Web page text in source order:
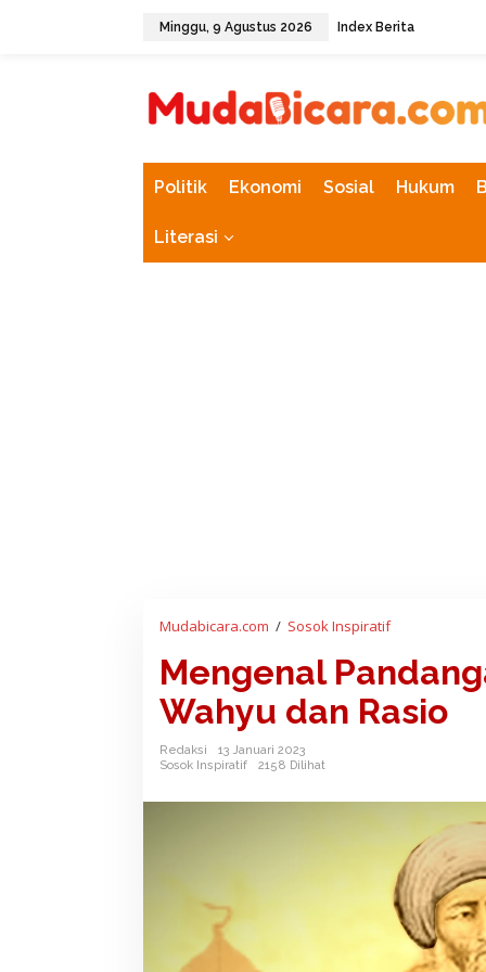
Minggu, 9 Agustus 2026 Index Berita
Politik Ekonomi Sosial Hukum
Literasi
Mudabicara.com / Sosok InspiratifM
n
g
e
P
a
n
Mengenal
Wahyu dan Rasio
Redaksi
13 Januari 2023
Sosok Inspiratif
2158 Dilihat